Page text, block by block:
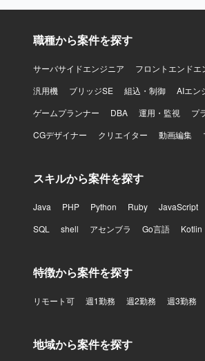
職種から案件を探す
サーバサイドエンジニア フロントエンドエ
汎用機
ブリッジSE 組込・制御 AIエン
ゲームプランナー
DBA 運用・監視 プ
CGデザイナー
クリエイター 動画編集
スキルから案件を探す
Java PHP Python Ruby JavaScript
SQL
shell アセンブラ Go言語 Kotlin
特徴から案件を探す
リモート可 週1勤務 週2勤務 週3勤務
地域から案件を探す